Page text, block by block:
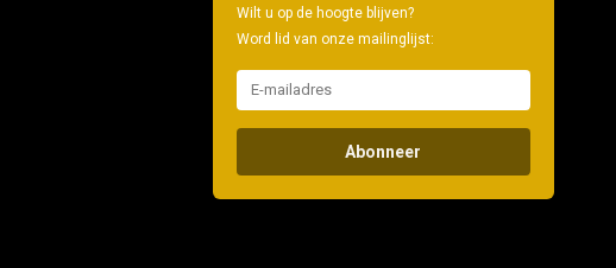
Wilt u op de hoogte blijven?
Word lid van onze mailinglijst:
Abonneer